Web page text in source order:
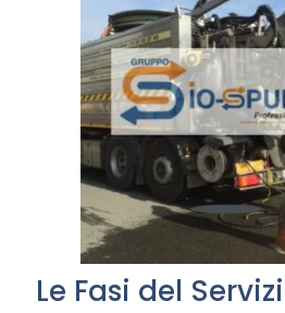
Le Fasi del